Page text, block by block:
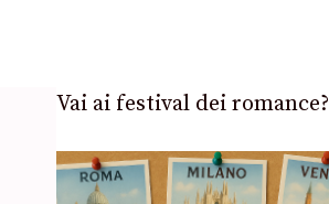
Vai ai festival dei romance?